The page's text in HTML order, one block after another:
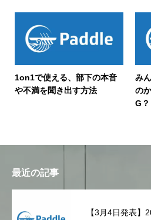
1on1で使える、部下の本音
や不満を聞き出す方法
み
の
G？
最近の記事
【3月4日発表】